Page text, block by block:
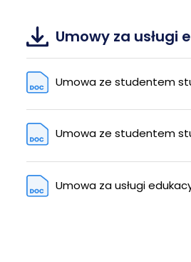
Umowy za usługi
Umowa ze studentem
Umowa ze studentem
Umowa za usługi